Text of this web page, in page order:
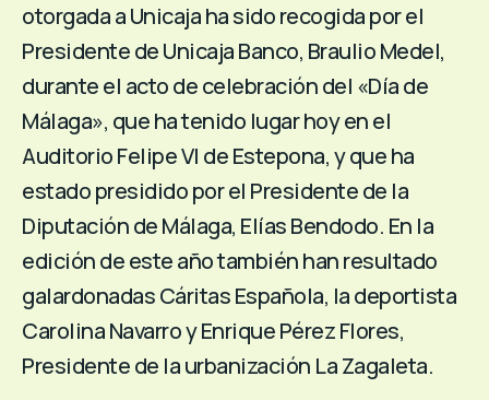
otorgada a Unicaja ha sido recogida por el
Presidente de Unicaja Banco, Braulio Medel,
durante el acto de celebración del «Día de
Málaga», que ha tenido lugar hoy en el
Auditorio Felipe VI de Estepona, y que ha
estado presidido por el Presidente de la
Diputación de Málaga, Elías Bendodo. En la
edición de este año también han resultado
galardonadas Cáritas Española, la deportista
Carolina Navarro y Enrique Pérez Flores,
Presidente de la urbanización La Zagaleta.